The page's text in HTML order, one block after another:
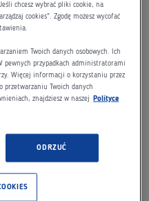
adres e-mail
matryc z
Podmiot, bądź też ze
przez
przeprowadzonego
warunkach reakcji, i
chcesz wybrać pliki cookie, na
cookies”. Zgodę możesz wycofać
Twoich danych osobowych. Ich
pewnych przypadkach administratorami
Więcej informacji o korzystaniu przez
przetwarzaniu Twoich danych
znajdziesz w naszej Polityce
ODRZUĆ